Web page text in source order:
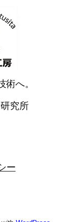
へ。
究所
ー